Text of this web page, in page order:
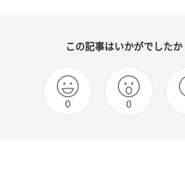
この記事はいかがでしたか
0 0